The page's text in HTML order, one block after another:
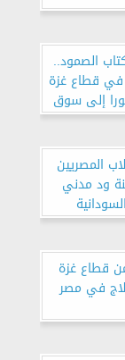
الصمود..
في قطاع غزة
إلى سوق
المصريين
ود مدني
من قطاع غزة
في مصر